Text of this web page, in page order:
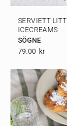
SERVIETT
ICECREAMS
SÖGNE
79.00 Kr